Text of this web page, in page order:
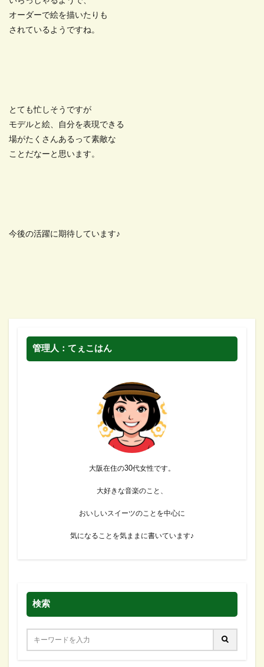
オーダーで絵を描いたりも
されているようですね。
とても忙しそうですが
モデルと絵、自分を表現できる
場がたくさんあるって素敵な
ことだなーと思います。
今後の活躍に期待しています♪
管理人：てぇこはん
大阪在住の30代女性です。
大好きな音楽のこと、
おいしいスイーツのことを中心に
気になることを気ままに書いています♪
検索